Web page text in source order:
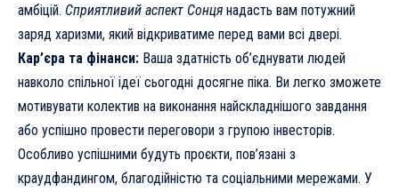
амбіцій. Сприятливий аспект Сонця надасть вам потужний
заряд харизми, який відкриватиме перед вами всі двері.
Кар’єра та фінанси: Ваша здатність об’єднувати людей
навколо спільної ідеї сьогодні досягне піка. Ви легко зможете
мотивувати колектив на виконання найскладнішого завдання
або успішно провести переговори з групою інвесторів.
Особливо успішними будуть проєкти, пов’язані з
краудфандингом, благодійністю та соціальними мережами. У